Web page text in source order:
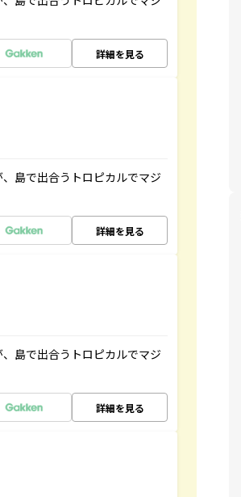
詳細を見る
島で出合うトロピカルでマジ
詳細を見る
島で出合うトロピカルでマジ
詳細を見る